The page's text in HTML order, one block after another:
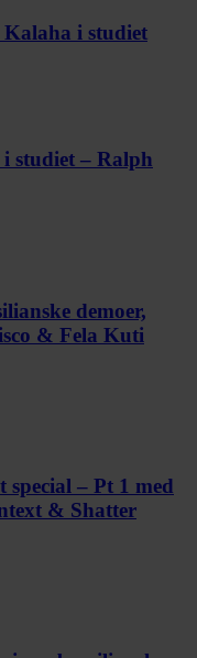
i studiet
studiet – Ralph
demoer,
& Fela Kuti
special – Pt 1 med
& Shatter